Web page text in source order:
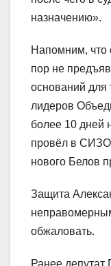
назначению».
Напомним, что
пор не
оснований для
лидеров
более 10 дней
провёл в СИЗО
нового Белов
Защита
обжаловать.
Ранее